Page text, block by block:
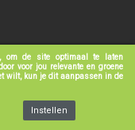
om de site optimaal te laten
voor jou relevante en groene
wilt, kun je dit aanpassen in de
Instellen
| Disclaimer